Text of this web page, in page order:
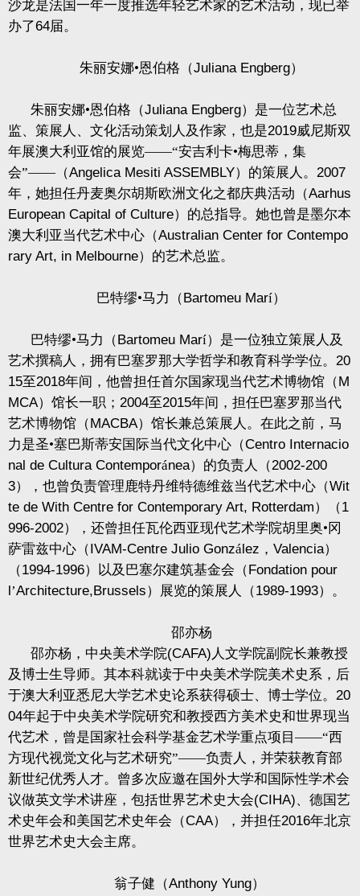
沙龙是法国一年一度推选年轻艺术家的艺术活动，现已举
办了64届。
朱丽安娜•恩伯格（Juliana Engberg）
朱丽安娜•恩伯格（Juliana Engberg）是一位艺术总
监、策展人、文化活动策划人及作家，也是2019威尼斯双
年展澳大利亚馆的展览——“安吉利卡•梅思蒂，集
会”——（Angelica Mesiti ASSEMBLY）的策展人。 2007
年，她担任丹麦奥尔胡斯欧洲文化之都庆典活动（Aarhus
European Capital of Culture）的总指导。她也曾是墨尔本
澳大利亚当代艺术中心（Australian Center for Contempo
rary Art, in Melbourne）的艺术总监。
巴特缪•马力（Bartomeu Marí）
巴特缪•马力（Bartomeu Marí）是一位独立策展人及
艺术撰稿人，拥有巴塞罗那大学哲学和教育科学学位。 20
15至2018年间，他曾担任首尔国家现当代艺术博物馆（M
MCA）馆长一职； 2004至2015年间，担任巴塞罗那当代
艺术博物馆（MACBA）馆长兼总策展人。在此之前，马
力是圣•塞巴斯蒂安国际当代文化中心（Centro Internacio
nal de Cultura Contemporánea）的负责人（2002-200
3），也曾负责管理鹿特丹维特德维兹当代艺术中心（Wit
te de With Centre for Contemporary Art, Rotterdam）（1
996-2002），还曾担任瓦伦西亚现代艺术学院胡里奥•冈
萨雷兹中心（IVAM-Centre Julio González ， Valencia）
（1994-1996）以及巴塞尔建筑基金会（Fondation pour
l’Architecture,Brussels）展览的策展人（1989-1993）。
邵亦杨
邵亦杨，中央美术学院(CAFA) 人文学院副院长兼教授
及博士生导师。其本科就读于中央美术学院美术史系，后
于澳大利亚悉尼大学艺术史论系获得硕士、博士学位。 20
04年起于中央美术学院研究和教授西方美术史和世界现当
代艺术，曾是国家社会科学基金艺术学重点项目——“西
方现代视觉文化与艺术研究”——负责人，并荣获教育部
新世纪优秀人才。曾多次应邀在国外大学和国际性学术会
议做英文学术讲座，包括世界艺术史大会(CIHA)、德国艺
术史年会和美国艺术史年会（CAA），并担任2016年北京
世界艺术史大会主席。
翁子健（Anthony Yung）